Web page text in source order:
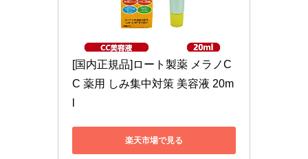
[国内正規品]ロート製薬 メラノC
C 薬用 しみ集中対策 美容液 20m
楽天市場で見る